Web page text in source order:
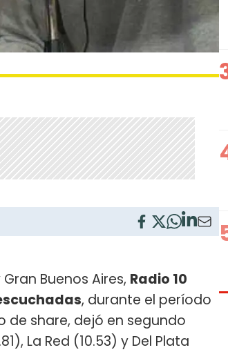
Buenos Aires, Radio 10
, durante el período
de share, dejó en segundo
La Red (10.53) y Del Plata